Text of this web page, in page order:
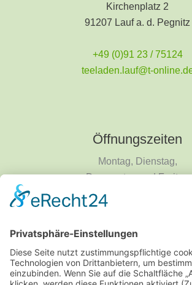
Kirchenplatz 2
91207 Lauf a. d. Pegnitz
+49 (0)91 23 / 75124
teeladen.lauf@t-
Öffnungszeiten
Montag, Dienstag,
Donnerstag und Freitag
9 - 14 Uhr